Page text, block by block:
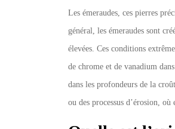
Les émeraudes, ces pierres
général, les émeraudes sont
élevées. Ces conditions
de chrome et de vanadium
dans les profondeurs de la
ou des processus d’érosion,